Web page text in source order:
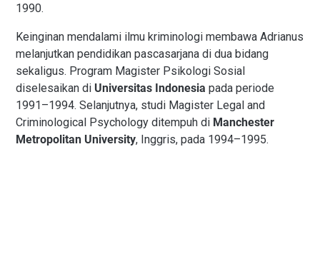
1990.
Keinginan mendalami ilmu kriminologi membawa Adrianus
melanjutkan pendidikan pascasarjana di dua bidang
sekaligus. Program Magister Psikologi Sosial
diselesaikan di Universitas Indonesia pada periode
1991–1994. Selanjutnya, studi Magister Legal and
Criminological Psychology ditempuh di Manchester
Metropolitan University, Inggris, pada 1994–1995.